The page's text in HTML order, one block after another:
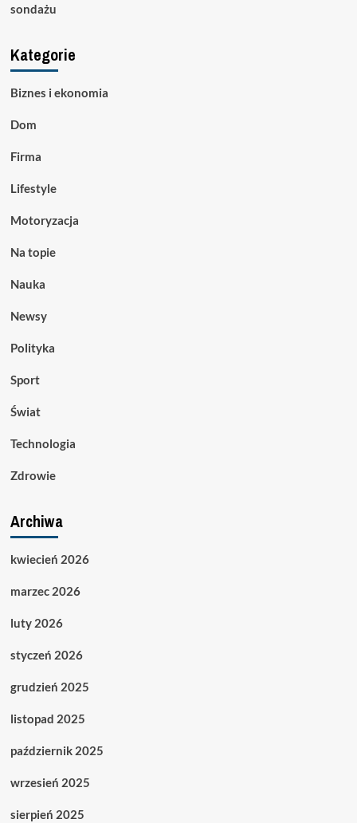
sondażu
Kategorie
Biznes i ekonomia
Dom
Firma
Lifestyle
Motoryzacja
Na topie
Nauka
Newsy
Polityka
Sport
Świat
Technologia
Zdrowie
Archiwa
kwiecień 2026
marzec 2026
luty 2026
styczeń 2026
grudzień 2025
listopad 2025
październik 2025
wrzesień 2025
sierpień 2025